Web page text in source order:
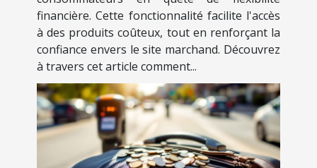
financière. Cette fonctionnalité facilite l'accès
à des produits coûteux, tout en renforçant la
confiance envers le site marchand. Découvrez
à travers cet article comment...